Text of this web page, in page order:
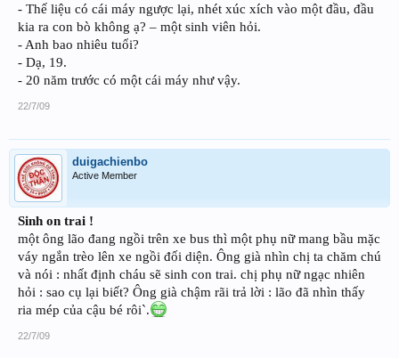
- Thế liệu có cái máy ngược lại, nhét xúc xích vào một đầu, đầu
kia ra con bò không ạ? – một sinh viên hỏi.
- Anh bao nhiêu tuổi?
- Dạ, 19.
- 20 năm trước có một cái máy như vậy.
22/7/09
duigachienbo
Active Member
Sinh on trai !
một ông lão đang ngồi trên xe bus thì một phụ nữ mang bầu mặc
váy ngắn trèo lên xe ngồi đối diện. Ông già nhìn chị ta chăm chú
và nói : nhất định cháu sẽ sinh con trai. chị phụ nữ ngạc nhiên
hỏi : sao cụ lại biết? Ông già chậm rãi trả lời : lão đã nhìn thấy
ria mép của cậu bé rôi`.
22/7/09